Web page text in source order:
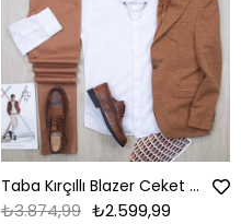
Taba Kırçıllı Blazer Ceket Gömlek Pantolon Ayakkabı Kombin
₺2.599,99
₺3.874,99